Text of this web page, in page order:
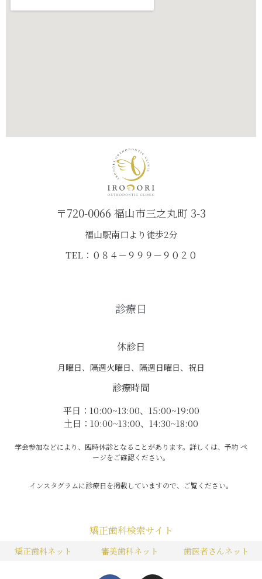
〒720-0066 福山市三之丸町 3-3
福山駅南口より徒歩2分
TEL：０８４－９９９－９０２０
診療日
休診日
月曜日、隔週火曜日、隔週日曜日、祝日
診療時間
平日：10:00~13:00、15:00~19:00
土日：10:00~13:00、14:30~18:00
学会参加などにより、臨時休診となることがあります。詳しくは、予約 ペ
ージをご確認ください。
インスタグラムに診療日を掲載していますので、ご覧ください。
矯正歯科検索サイト
矯正歯科ネット 審美歯科ネット 歯医者さんネット